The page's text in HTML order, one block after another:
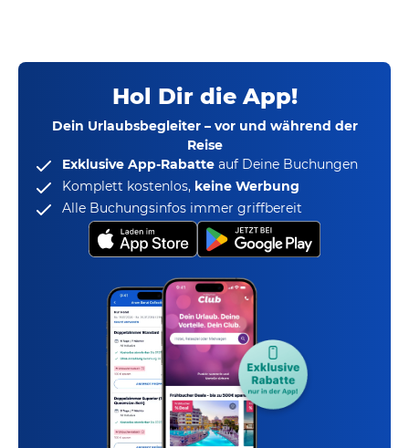
Hol Dir die App!
Dein Urlaubsbegleiter – vor und während der
Reise
Exklusive App-Rabatte auf Deine Buchungen
Komplett kostenlos, keine Werbung
Alle Buchungsinfos immer griffbereit